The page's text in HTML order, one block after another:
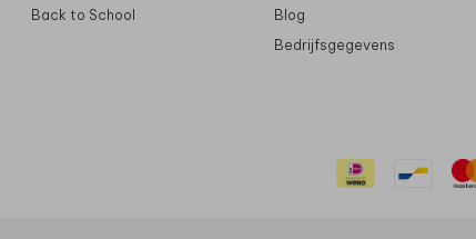
Back to School
Blog
Bedrijfsgegevens